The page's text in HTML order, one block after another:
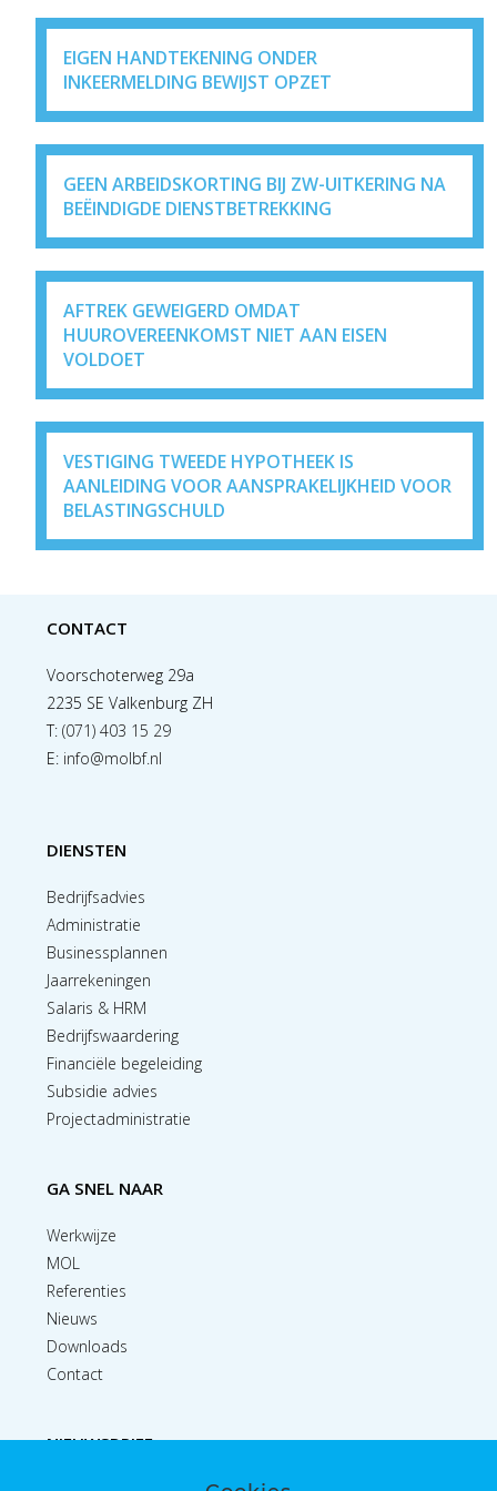
EIGEN HANDTEKENING ONDER
INKEERMELDING BEWIJST OPZET
GEEN ARBEIDSKORTING BIJ ZW-UITKERING NA
BEËINDIGDE DIENSTBETREKKING
AFTREK GEWEIGERD OMDAT
HUUROVEREENKOMST NIET AAN EISEN
VOLDOET
VESTIGING TWEEDE HYPOTHEEK IS
AANLEIDING VOOR AANSPRAKELIJKHEID VOOR
BELASTINGSCHULD
CONTACT
Voorschoterweg 29a
2235 SE Valkenburg ZH
T:(071) 403 15 29
E: info@molbf.nl
DIENSTEN
Bedrijfsadvies
Administratie
Businessplannen
Jaarrekeningen
Salaris & HRM
Bedrijfswaardering
Financiële begeleiding
Subsidie advies
Projectadministratie
GA SNEL NAAR
Werkwijze
MOL
Referenties
Nieuws
Downloads
Contact
NIEUWSBRIEF